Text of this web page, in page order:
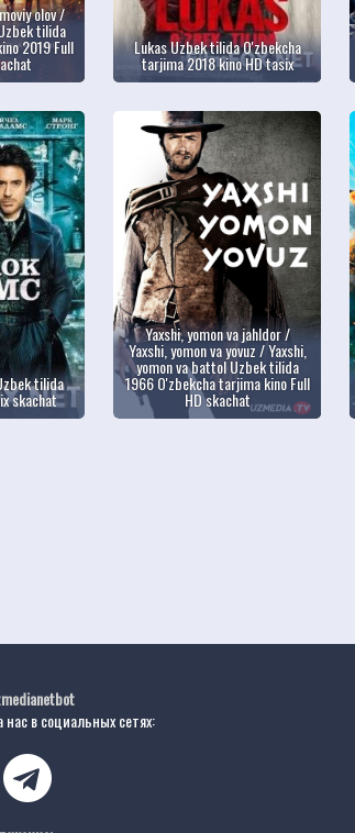
olov /
tilida
2019 Full Lukas Uzbek tilida O'zbekcha
tarjima 2018 kino HD tasix
tilida
skachat
Yaxshi, yomon va jahldor /
Yaxshi, yomon va yovuz / Yaxshi,
yomon va battol Uzbek tilida
1966 O'zbekcha tarjima kino Full
HD skachat
в социальных сетях: